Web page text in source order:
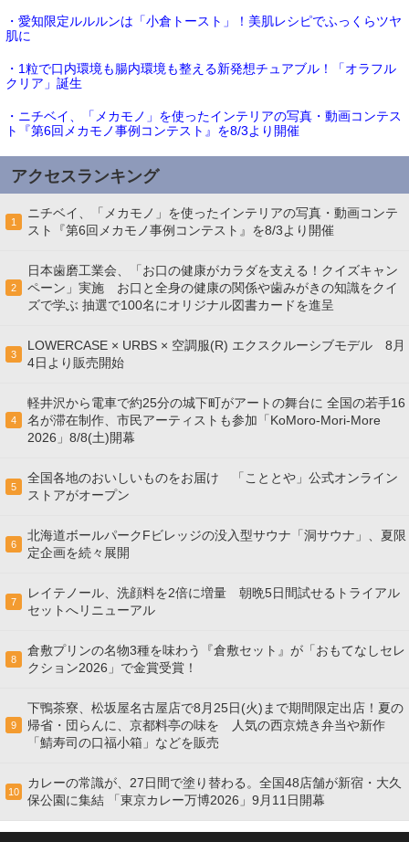
・愛知限定ルルルンは「小倉トースト」！美肌レシピでふっくらツヤ
肌に
・1粒で口内環境も腸内環境も整える新発想チュアブル！「オラフル
クリア」誕生
・ニチベイ、「メカモノ」を使ったインテリアの写真・動画コンテス
ト『第6回メカモノ事例コンテスト』を8/3より開催
アクセスランキング
1
ニチベイ、「メカモノ」を使ったインテリアの写真・動画コンテ
スト『第6回メカモノ事例コンテスト』を8/3より開催
2
日本歯磨工業会、「お口の健康がカラダを支える！クイズキャン
ペーン」実施 お口と全身の健康の関係や歯みがきの知識をクイ
ズで学ぶ 抽選で100名にオリジナル図書カードを進呈
3
LOWERCASE × URBS × 空調服(R) エクスクルーシブモデル 8月
4日より販売開始
4
軽井沢から電車で約25分の城下町がアートの舞台に 全国の若手16
名が滞在制作、市民アーティストも参加「KoMoro-Mori-More
2026」8/8(土)開幕
5
全国各地のおいしいものをお届け 「こととや」公式オンライン
ストアがオープン
6
北海道ボールパークFビレッジの没入型サウナ「洞サウナ」、夏限
定企画を続々展開
7
レイテノール、洗顔料を2倍に増量 朝晩5日間試せるトライアル
セットへリニューアル
8
倉敷プリンの名物3種を味わう『倉敷セット』が「おもてなしセレ
クション2026」で金賞受賞！
9
下鴨茶寮、松坂屋名古屋店で8月25日(火)まで期間限定出店！夏の
帰省・団らんに、京都料亭の味を 人気の西京焼き弁当や新作
「鯖寿司の口福小箱」などを販売
10
カレーの常識が、27日間で塗り替わる。全国48店舗が新宿・大久
保公園に集結 「東京カレー万博2026」9月11日開幕